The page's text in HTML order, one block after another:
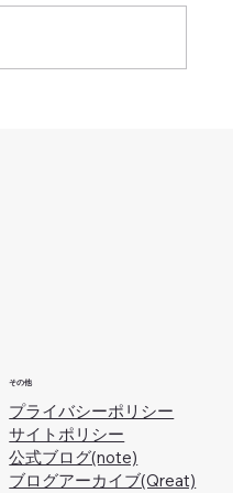
その他
プライバシーポリシー
サイトポリシー
公式ブログ(note)
ブログアーカイブ(Qreat)